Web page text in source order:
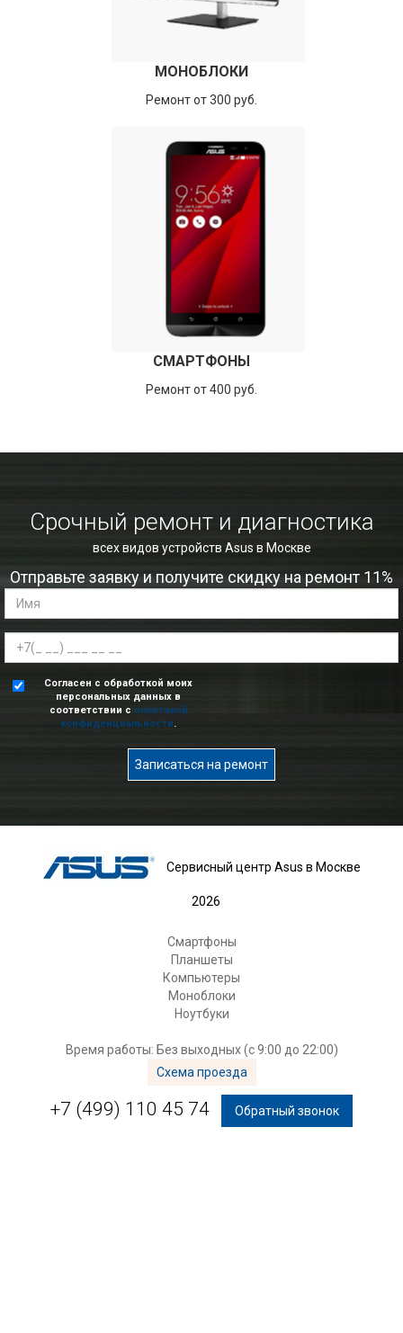
МОНОБЛОКИ
Ремонт от 300 руб.
СМАРТФОНЫ
Ремонт от 400 руб.
Срочный ремонт и диагностика
всех видов устройств Asus в Москве
Отправьте заявку и получите скидку на ремонт 11%
Согласен с обработкой моих
персональных данных в
соответствии с политикой
конфиденциальности.
Записаться на ремонт
Сервисный центр Asus в Москве
2026
Смартфоны
Планшеты
Компьютеры
Моноблоки
Ноутбуки
Время работы: Без выходных (с 9:00 до 22:00)
Схема проезда
+7 (499) 110 45 74 Обратный звонок